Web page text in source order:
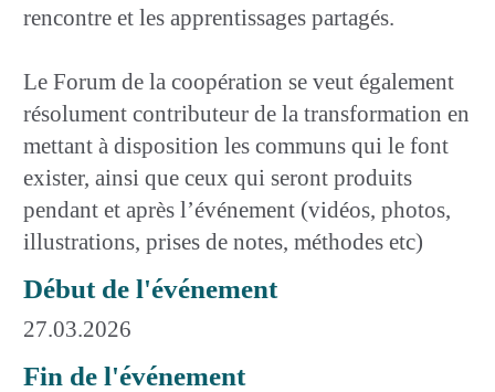
rencontre et les apprentissages partagés.
Le Forum de la coopération se veut également
résolument contributeur de la transformation en
mettant à disposition les communs qui le font
exister, ainsi que ceux qui seront produits
pendant et après l’événement (vidéos, photos,
illustrations, prises de notes, méthodes etc)
Début de l'événement
27.03.2026
Fin de l'événement